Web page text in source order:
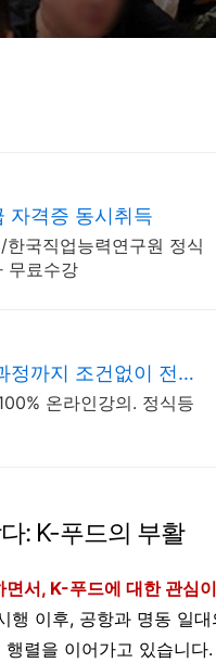
자격증 동시취득
국직업능력연구원 정식
무료수강
까지 조건없이 전액
온라인강의. 정식등
: K-푸드의 부활
서, K-푸드에 대한 관심
행 이후, 공항과 명동 일
렬을 이어가고 있습니다.